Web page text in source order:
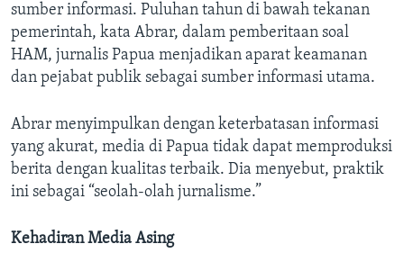
sumber informasi. Puluhan tahun di bawah tekanan
pemerintah, kata Abrar, dalam pemberitaan soal
HAM, jurnalis Papua menjadikan aparat keamanan
dan pejabat publik sebagai sumber informasi utama.
Abrar menyimpulkan dengan keterbatasan informasi
yang akurat, media di Papua tidak dapat memproduksi
berita dengan kualitas terbaik. Dia menyebut, praktik
ini sebagai “seolah-olah jurnalisme.”
Kehadiran Media Asing